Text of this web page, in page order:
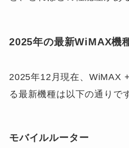
2025年の最新WiMAX機
2025年12月現在、WiMAX
る最新機種は以下の通りで
モバイルルーター